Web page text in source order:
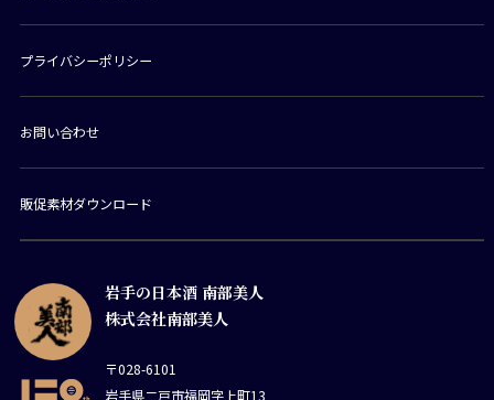
岩手の日本酒 南部美人
株式会社南部美人
〒028-6101
岩手県二戸市福岡字上町13
プライバシーポリシー
お問い合わせ
販促素材ダウンロード